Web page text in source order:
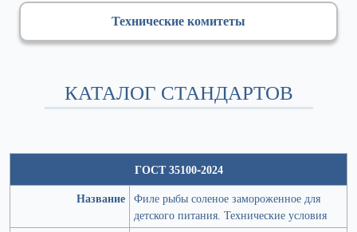
Технические комитеты
КАТАЛОГ СТАНДАРТОВ
ГОСТ 35100-2024
Название Филе рыбы соленое замороженное для
детского питания. Технические условия